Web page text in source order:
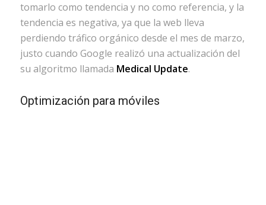
tomarlo como tendencia y no como referencia, y la
tendencia es negativa, ya que la web lleva
perdiendo tráfico orgánico desde el mes de marzo,
justo cuando Google realizó una actualización del
su algoritmo llamada Medical Update.
Optimización para móviles